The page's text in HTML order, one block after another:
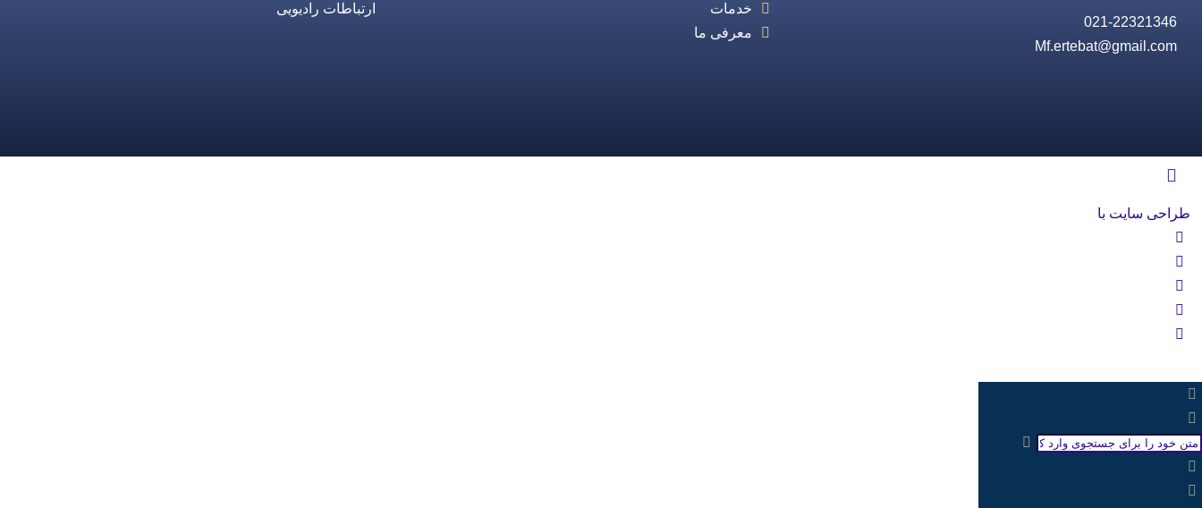
ارتباطات رادیویی
خدمات
معرفی ما
021-22321346
Mf.ertebat@gmail.com
طراحی سایت با